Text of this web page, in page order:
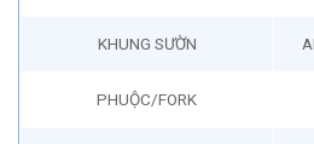
KHUNG SƯỜN
PHUỘC/FORK